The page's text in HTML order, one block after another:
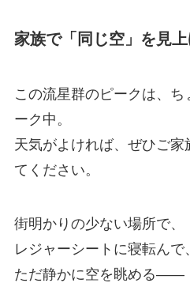
家族で「同じ空」を見
この流星群のピークは、ち
ーク中。
天気がよければ、ぜひご
てください。
街明かりの少ない場所で、
レジャーシートに寝転んで、
ただ静かに空を眺める――